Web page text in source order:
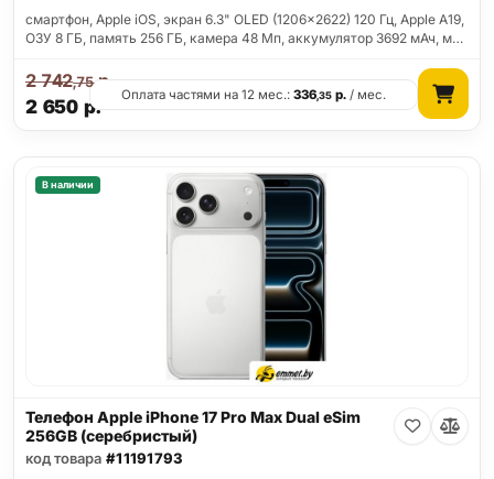
смартфон, Apple iOS, экран 6.3" OLED (1206x2622) 120 Гц, Apple A19,
ОЗУ 8 ГБ, память 256 ГБ, камера 48 Мп, аккумулятор 3692 мАч, м…
2 650 р.
2 742,75р.
Оплата частями на 12 мес.:336,35 р. / мес.
В наличии
Телефон Apple iPhone 17 Pro Max Dual eSim
256GB (серебристый)
код товара #11191793